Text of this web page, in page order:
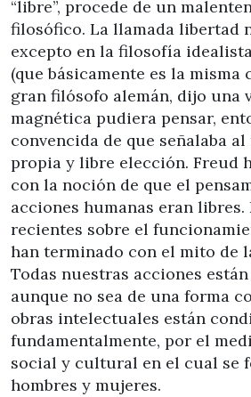
“libre”, procede de un
filosófico. La llamada libertad
excepto en la filosofía
(que básicamente es la misma
gran filósofo alemán, dijo una
magnética pudiera pensar,
convencida de que señalaba
propia y libre elección. Freud
con la noción de que el
acciones humanas eran libres.
recientes sobre el
han terminado con el mito de
Todas nuestras acciones
aunque no sea de una forma
obras intelectuales están
fundamentalmente, por el
social y cultural en el cual se
hombres y mujeres.